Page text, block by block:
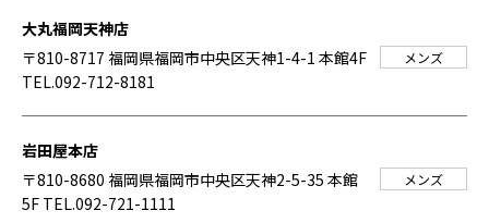
大丸福岡天神店
〒810-8717 福岡県福岡市中央区天神1-4-1 本館4F
TEL.092-712-8181
メンズ
岩田屋本店
〒810-8680 福岡県福岡市中央区天神2-5-35 本館
5F TEL.092-721-1111
メンズ